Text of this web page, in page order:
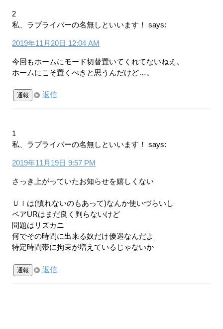
2
私、ラブライバーの名無しといいます！
says:
2019年11月20日 12:04 AM
今回もホームにモード切替置いてくれてないねえ。
ホームにこそ置くべきと思うんだけど…。
通報 返信
1
私、ラブライバーの名無しといいます！
says:
2019年11月19日 9:57 PM
さっき上がっていたお知らせを嬉しくない
ＵＩは(慣れないのもあって)なんか使いづらいし
ペアURはまだ良く判らないけど
問題はリズカニ
何でその時間に出来る奴だけ優遇なんだよ
特定時間帯に拘束が増えているじゃないか
通報 返信